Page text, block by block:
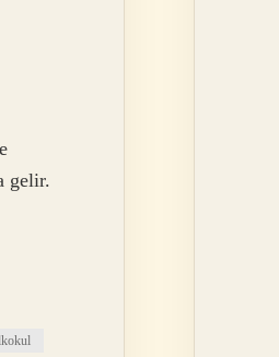
gelir.